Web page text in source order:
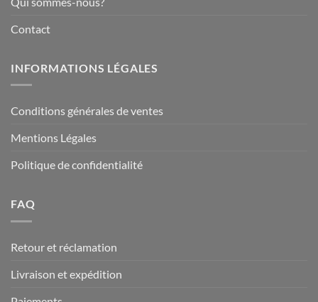
Contact
INFORMATIONS LÉGALES
Conditions générales de ventes
Mentions Légales
Politique de confidentialité
FAQ
Retour et réclamation
Livraison et expédition